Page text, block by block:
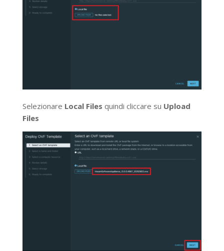
Selezionare Local Files quindi cliccare su Upload
Files